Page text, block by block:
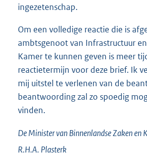
ingezetenschap.
Om een volledige reactie die is
ambtsgenoot van Infrastructuur
Kamer te kunnen geven is meer
reactietermijn voor deze brief. Ik
mij uitstel te verlenen van de
beantwoording zal zo spoedig
vinden.
De Minister van Binnenlandse Zaken en
R.H.A. Plasterk